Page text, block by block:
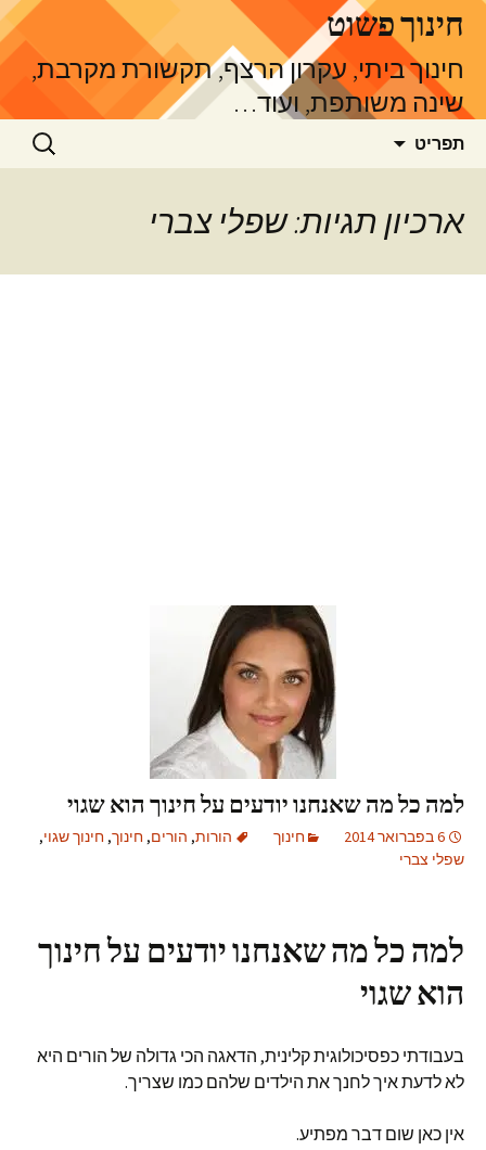
לדלג
לתוכןחינוך פשוט
חינוך ביתי, עקרון הרצף, תקשורת מקרבת,
שינה משותפת, ועוד…
תפריט חיפוש:
ארכיון תגיות: שפלי צברי
למה כל מה שאנחנו יודעים על חינוך הוא שגוי
6 בפברואר 2014 חינוך הורות, הורים, חינוך, חינוך שגוי,
שפלי צברי
למה כל מה שאנחנו יודעים על חינוך
הוא שגוי
בעבודתי כפסיכולוגית קלינית, הדאגה הכי גדולה של הורים היא
לא לדעת איך לחנך את הילדים שלהם כמו שצריך.
אין כאן שום דבר מפתיע.